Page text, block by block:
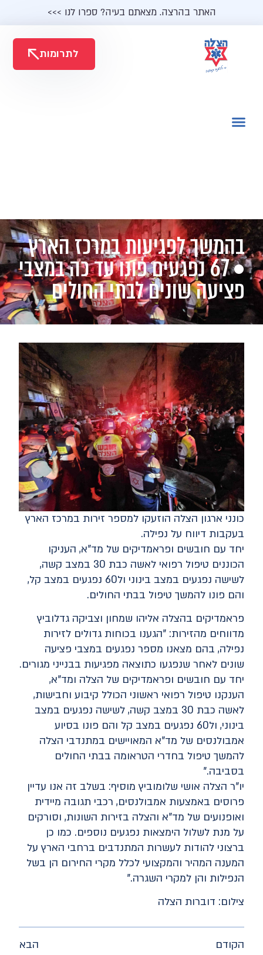
האתר בהרצה. מצאתם בעיה? ספרו לנו >>>
לתרומות
בהמשך לפגיעות במרכז הארץ
• 67 נפגעים פונו עד כה במצבי
פציעה שונים לבתי החולים
כונני ארגון הצלה הוזעקו למספר זירות במרכז הארץ
בעקבות דיווח על נפילה.
יחד עם חובשים ופראמדיקים של מד"א, העניקו
הכוננים טיפול רפואי לאשה כבת 30 במצב קשה,
לשישה נפגעים במצב בינוני ול60 נפגעים במצב קל,
והם פונו להמשך טיפול בבתי החולים.
פראמדיקים בהצלה אליהו שמחון וצביקה גדלוביץ
מדווחים מהזירות: "הגענו בכוחות גדולים לזירות
נפילה, בהם מצאנו מספר נפגעים במצבי פציעה
שונים לאחר שנפגעו כתוצאה מפגיעות בבנייני מגורים.
יחד עם חובשים ופראמדיקים של הצלה ומד"א,
הענקנו טיפול רפואי ראשוני הכולל קיבוע וחבישות,
לאשה כבת 30 במצב קשה, לשישה נפגעים במצב
בינוני, ול60 נפגעים במצב קל והם פונו בסיוע
אמבולנסים של מד"א המאויישים במתנדבי הצלה
להמשך טיפול בחדרי הטראומה בבתי החולים
בסביבה."
יו"ר הצלה אושי שלומוביץ מוסיף: בשלב זה אנו עדיין
פרוסים באמצעות אמבולנסים, רכבי תגובה מיידית
ואופנועים של מד"א והצלה בזירות השונות, וסורקים
על מנת לשלול הימצאות נפגעים נוספים. כמו כן
ברצוני להודות לעשרות המתנדבים ברחבי הארץ על
המענה המהיר והמקצועי לכלל מקרי החירום הן בשל
הנפילות והן למקרי השגרה."
צילום: דוברות הצלה
הקודם
הבא